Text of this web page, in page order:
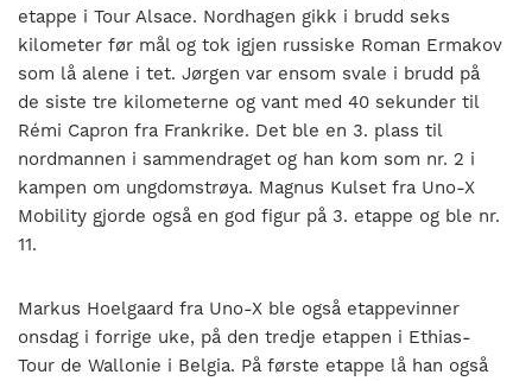
etappe i Tour Alsace. Nordhagen gikk i brudd seks
kilometer før mål og tok igjen russiske Roman Ermakov
som lå alene i tet. Jørgen var ensom svale i brudd på
de siste tre kilometerne og vant med 40 sekunder til
Rémi Capron fra Frankrike. Det ble en 3. plass til
nordmannen i sammendraget og han kom som nr. 2 i
kampen om ungdomstrøya. Magnus Kulset fra Uno-X
Mobility gjorde også en god figur på 3. etappe og ble nr.
11.
Markus Hoelgaard fra Uno-X ble også etappevinner
onsdag i forrige uke, på den tredje etappen i Ethias-
Tour de Wallonie i Belgia. På første etappe lå han også